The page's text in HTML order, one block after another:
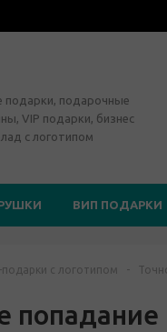
подарки, подарочные
VIP подарки, бизнес
с логотипом
ВИП ПОДАРКИ
подарки с логотипом -
попадание